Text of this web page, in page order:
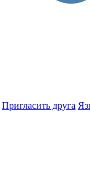
Пригласить друга